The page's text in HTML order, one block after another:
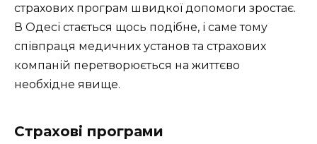
страхових програм швидкої допомоги зростає.
В Одесі стається щось подібне, і саме тому
співпраця медичних установ та страхових
компаній перетворюється на життєво
необхідне явище.
Страхові програми